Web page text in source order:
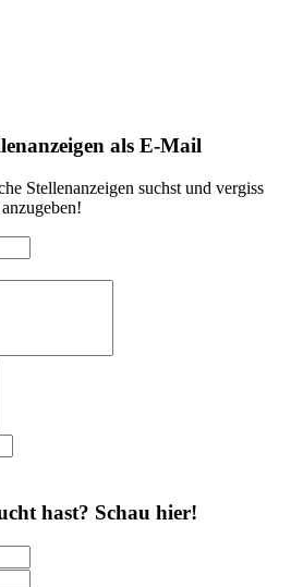
als E-Mail
Stellenanzeigen suchst und vergiss
hast? Schau hier!